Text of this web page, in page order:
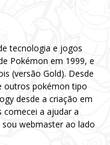
tecnologia e jogos
Pokémon em 1999, e
(versão Gold). Desde
outros pokémon tipo
desde a criação em
comecei a ajudar a
webmaster ao lado